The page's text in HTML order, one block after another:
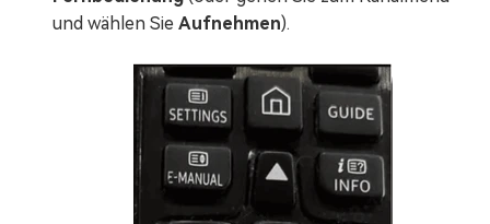
und wählen Sie Aufnehmen).